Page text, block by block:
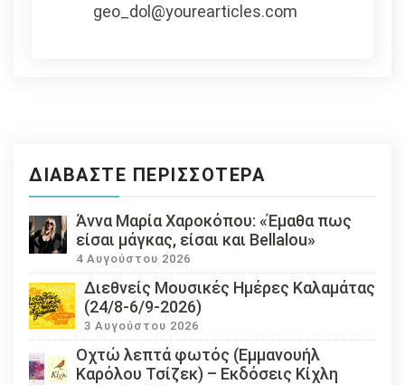
geo_dol@yourearticles.com
ΔΙΑΒΆΣΤΕ ΠΕΡΙΣΣΌΤΕΡΑ
Άννα Μαρία Χαροκόπου: «Έμαθα πως
είσαι μάγκας, είσαι και Bellalou»
4 Αυγούστου 2026
Διεθνείς Μουσικές Ημέρες Καλαμάτας
(24/8-6/9-2026)
3 Αυγούστου 2026
Οχτώ λεπτά φωτός (Εμμανουήλ
Καρόλου Τσίζεκ) – Εκδόσεις Κίχλη